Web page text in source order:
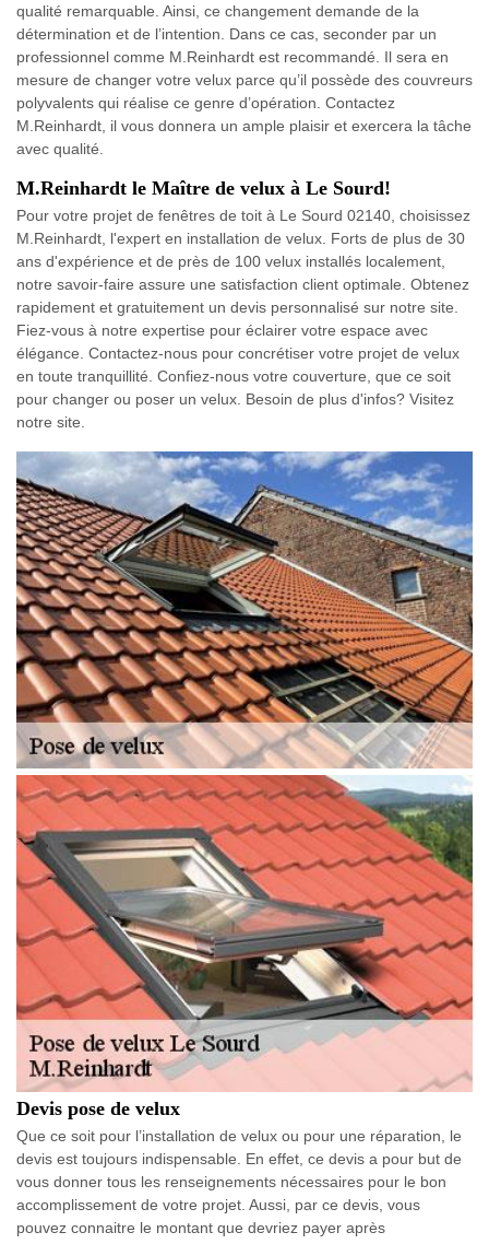
qualité remarquable. Ainsi, ce changement demande de la
détermination et de l’intention. Dans ce cas, seconder par un
professionnel comme M.Reinhardt est recommandé. Il sera en
mesure de changer votre velux parce qu’il possède des couvreurs
polyvalents qui réalise ce genre d’opération. Contactez
M.Reinhardt, il vous donnera un ample plaisir et exercera la tâche
avec qualité.
M.Reinhardt le Maître de velux à Le Sourd!
Pour votre projet de fenêtres de toit à Le Sourd 02140, choisissez
M.Reinhardt, l'expert en installation de velux. Forts de plus de 30
ans d'expérience et de près de 100 velux installés localement,
notre savoir-faire assure une satisfaction client optimale. Obtenez
rapidement et gratuitement un devis personnalisé sur notre site.
Fiez-vous à notre expertise pour éclairer votre espace avec
élégance. Contactez-nous pour concrétiser votre projet de velux
en toute tranquillité. Confiez-nous votre couverture, que ce soit
pour changer ou poser un velux. Besoin de plus d'infos? Visitez
notre site.
Devis pose de velux
Que ce soit pour l’installation de velux ou pour une réparation, le
devis est toujours indispensable. En effet, ce devis a pour but de
vous donner tous les renseignements nécessaires pour le bon
accomplissement de votre projet. Aussi, par ce devis, vous
pouvez connaitre le montant que devriez payer après